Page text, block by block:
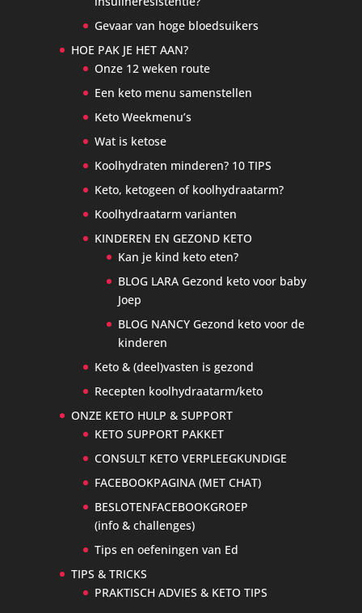
Gevaar van hoge bloedsuikers
HOE PAK JE HET AAN?
Onze 12 weken route
Een keto menu samenstellen
Keto Weekmenu’s
Wat is ketose
Koolhydraten minderen? 10 TIPS
Keto, ketogeen of koolhydraatarm?
Koolhydraatarm varianten
KINDEREN EN GEZOND KETO
Kan je kind keto eten?
BLOG LARA Gezond keto voor baby
Joep
BLOG NANCY Gezond keto voor de
kinderen
Keto & (deel)vasten is gezond
Recepten koolhydraatarm/keto
ONZE KETO HULP & SUPPORT
KETO SUPPORT PAKKET
CONSULT KETO VERPLEEGKUNDIGE
FACEBOOKPAGINA (MET CHAT)
BESLOTENFACEBOOKGROEP
(info & challenges)
Tips en oefeningen van Ed
TIPS & TRICKS
PRAKTISCH ADVIES & KETO TIPS